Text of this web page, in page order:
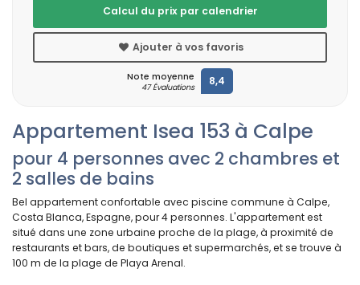
Appartement Isea 153 à Calpe
pour 4 personnes avec 2 chambres et
2 salles de bains
Bel appartement confortable avec piscine commune à Calpe,
Costa Blanca, Espagne, pour 4 personnes. L'appartement est
situé dans une zone urbaine proche de la plage, à proximité de
restaurants et bars, de boutiques et supermarchés, et se trouve à
100 m de la plage de Playa Arenal.
Calcul du prix par calendrier
Ajouter à vos favoris
Note moyenne
47 Évaluations 8,4